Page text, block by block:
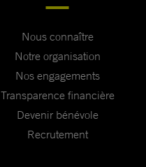
Nous connaître
Notre organisation
Nos engagements
Transparence financière
Devenir bénévole
Recrutement